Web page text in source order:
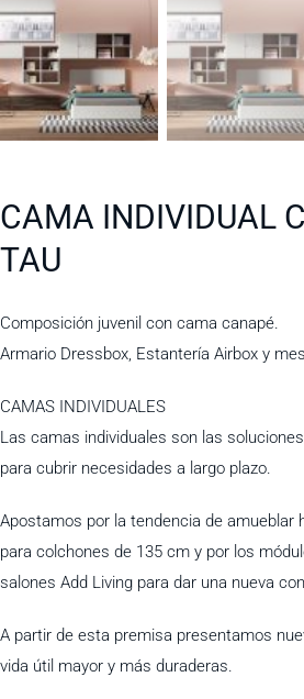
CAMA INDIVIDUAL
TAU
Composición juvenil con cama canapé.
Armario Dressbox, Estantería Airbox y
CAMAS INDIVIDUALES
Las camas individuales son las
para cubrir necesidades a largo plazo.
Apostamos por la tendencia de amueblar
para colchones de 135 cm y por los
salones Add Living para dar una nueva
A partir de esta premisa presentamos
vida útil mayor y más duraderas.